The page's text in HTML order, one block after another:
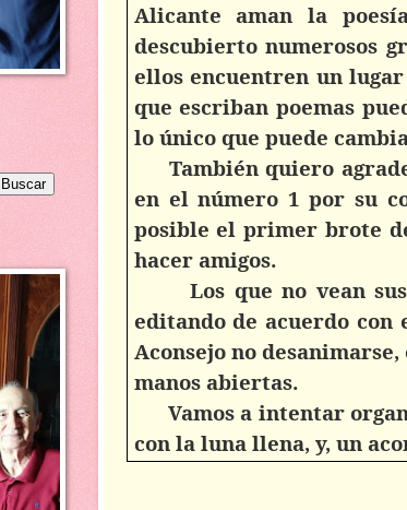
Alicante aman la
descubierto numerosos
ellos encuentren un
que escriban poemas
lo único que puede
También quiero
en el número 1 por su
posible el primer brote
hacer amigos.
Los que no vean
editando de acuerdo con
Aconsejo no
manos abiertas.
Vamos a intentar
con la luna llena, y, un